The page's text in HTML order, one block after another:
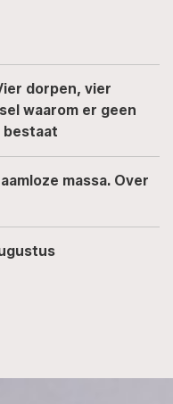
dorpen, vier
waarom er geen
bestaat
massa. Over